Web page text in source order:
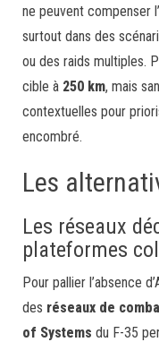
ne peuvent compenser
surtout dans des
ou des raids multiples.
cible à 250 km, mais
contextuelles pour
encombré.
Les
Les réseaux
plateformes
Pour pallier l’absence
des réseaux de
of Systems du F-35